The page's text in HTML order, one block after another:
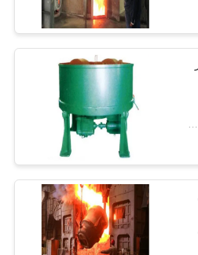
جير $1,000.00 - $2,000.00 / Set MOQ:1 مجموعة / مجموعات